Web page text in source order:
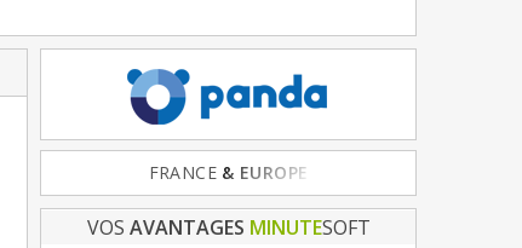
FRANCE & EUROPE
VOS AVANTAGES MINUTESOFT